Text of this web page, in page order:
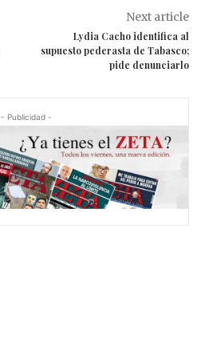
Next article
Lydia Cacho identifica al
supuesto pederasta de Tabasco;
pide denunciarlo
- Publicidad -